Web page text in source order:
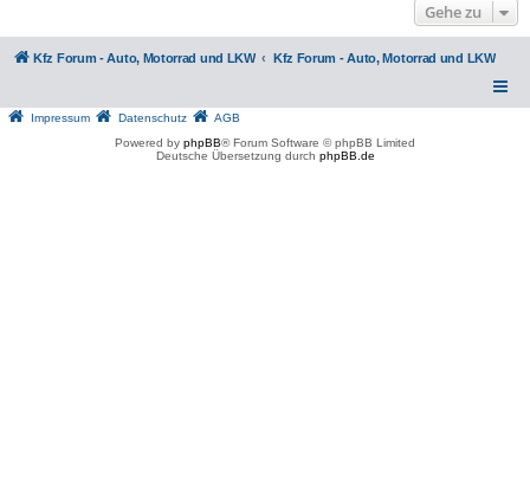
Gehe zu
Kfz Forum - Auto, Motorrad und LKW Kfz Forum - Auto, Motorrad und LKW
Impressum Datenschutz
AGB
Powered by phpBB® Forum Software © phpBB Limited
Deutsche Übersetzung durch phpBB.de